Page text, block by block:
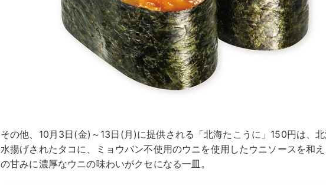
その他、10月3日(金)～13日(月)に提供される「北海たこうに」150円は、
水揚げされたタコに、ミョウバン不使用のウニを使用したウニソースを和え
の甘みに濃厚なウニの味わいがクセになる一皿。